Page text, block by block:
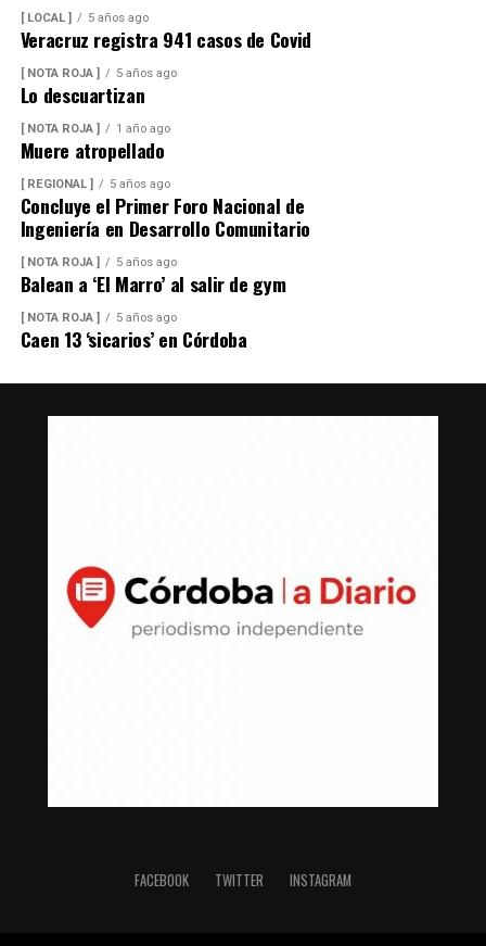
[ LOCAL ] 5 años ago
Veracruz registra 941 casos de Covid
[ NOTA ROJA ] 5 años ago
Lo descuartizan
[ NOTA ROJA ] 1 año ago
Muere atropellado
[ REGIONAL ] 5 años ago
Concluye el Primer Foro Nacional de
Ingeniería en Desarrollo Comunitario
[ NOTA ROJA ] 5 años ago
Balean a ‘El Marro’ al salir de gym
[ NOTA ROJA ] 5 años ago
Caen 13 ‘sicarios’ en Córdoba
FACEBOOK TWITTER INSTAGRAM